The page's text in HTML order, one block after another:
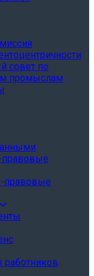
совет по
промыслам
правовые
работников